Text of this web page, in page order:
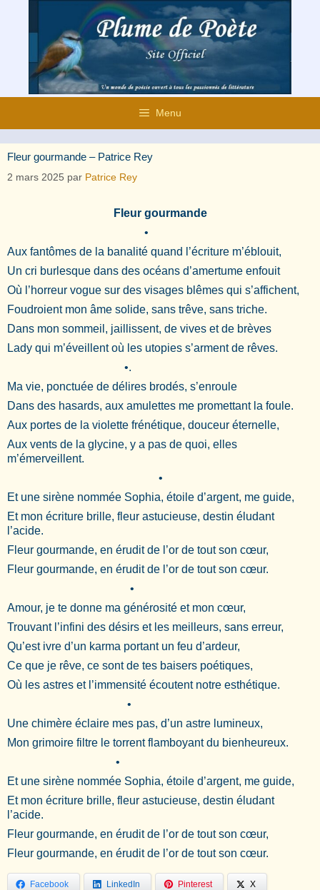
contenu
Menu
Fleur gourmande – Patrice Rey
2 mars 2025 par Patrice Rey
Fleur gourmande
•
Aux fantômes de la banalité quand l’écriture m’éblouit,
Un cri burlesque dans des océans d’amertume enfouit
Où l’horreur vogue sur des visages blêmes qui s’affichent,
Foudroient mon âme solide, sans trêve, sans triche.
Dans mon sommeil, jaillissent, de vives et de brèves
Lady qui m’éveillent où les utopies s’arment de rêves.
•.
Ma vie, ponctuée de délires brodés, s’enroule
Dans des hasards, aux amulettes me promettant la foule.
Aux portes de la violette frénétique, douceur éternelle,
Aux vents de la glycine, y a pas de quoi, elles
m’émerveillent.
•
Et une sirène nommée Sophia, étoile d’argent, me guide,
Et mon écriture brille, fleur astucieuse, destin éludant
l’acide.
Fleur gourmande, en érudit de l’or de tout son cœur,
Fleur gourmande, en érudit de l’or de tout son cœur.
•
Amour, je te donne ma générosité et mon cœur,
Trouvant l’infini des désirs et les meilleurs, sans erreur,
Qu’est ivre d’un karma portant un feu d’ardeur,
Ce que je rêve, ce sont de tes baisers poétiques,
Où les astres et l’immensité écoutent notre esthétique.
•
Une chimère éclaire mes pas, d’un astre lumineux,
Mon grimoire filtre le torrent flamboyant du bienheureux.
•
Et une sirène nommée Sophia, étoile d’argent, me guide,
Et mon écriture brille, fleur astucieuse, destin éludant
l’acide.
Fleur gourmande, en érudit de l’or de tout son cœur,
Fleur gourmande, en érudit de l’or de tout son cœur.
Facebook LinkedIn Pinterest X